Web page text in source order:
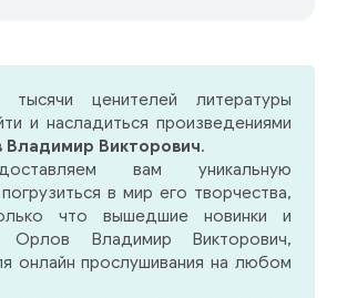
тысячи ценителей литературы
и насладиться произведениями
Владимир Викторович.
вам уникальную
в мир его творчества,
что вышедшие новинки и
Орлов Владимир Викторович,
онлайн прослушивания на любом